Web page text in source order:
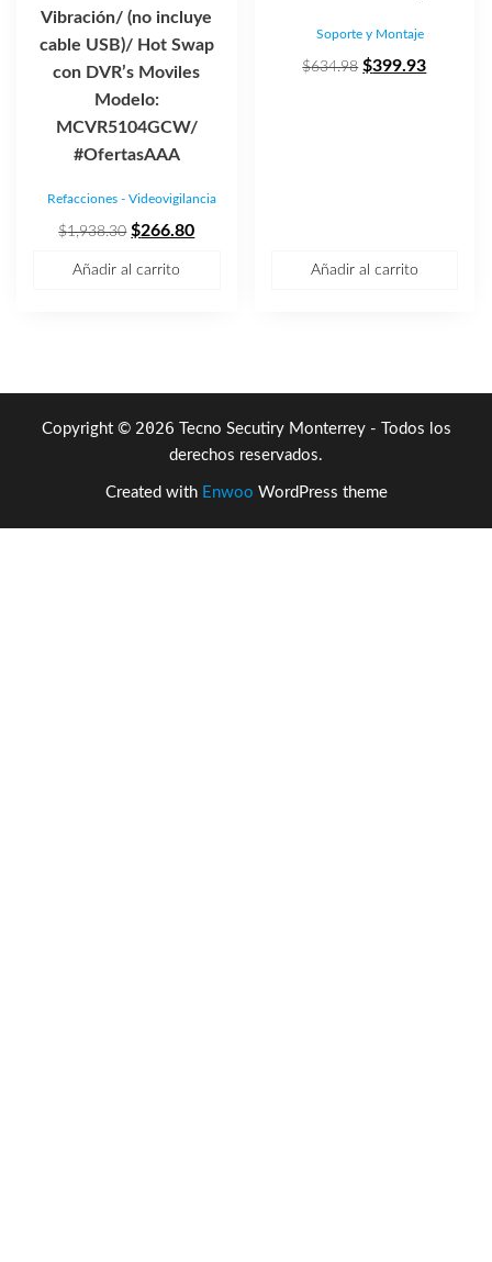
Vibración/ (no incluye
cable USB)/ Hot Swap
con DVR’s Moviles
Modelo:
MCVR5104GCW/
#OfertasAAA
Refacciones - Videovigilancia
$1,938.30 El
$266.80El
Añadir al carrito
Soporte y Montaje
$634.98 El
$399.93El
Añadir al carrito
Copyright © 2026 Tecno Secutiry Monterrey - Todos los
derechos reservados.
Created with Enwoo WordPress theme